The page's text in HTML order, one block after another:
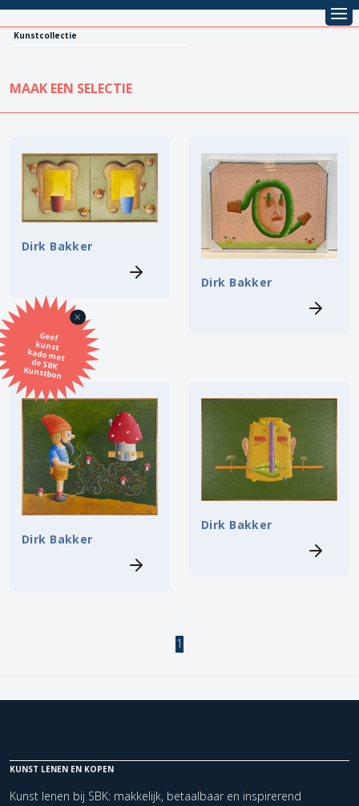
Kunstcollectie
Geef
kunst
kado met
de SBK
Kunstbon
MAAK EEN SELECTIE
KUNSTCOLLECTIE
Alle kunstwerken
Koopprijs
Vestiging
Onderwerp
Techniek
Kunstenaar
Formaat
Orientatie
Kleur
Dirk Bakker
Dirk Bakker
Dirk Bakker
Dirk Bakker
1
KUNST LENEN EN KOPEN
Kunst lenen bij SBK: makkelijk, betaalbaar en inspirerend